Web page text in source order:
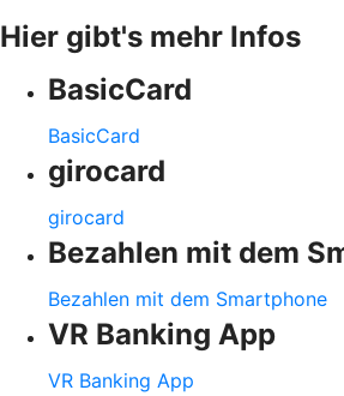
Hier gibt's mehr Infos
BasicCard
BasicCard
girocard
girocard
Bezahlen mit dem
Bezahlen mit dem Smartphone
VR Banking App
VR Banking App